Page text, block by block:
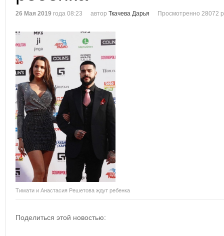
26 Мая 2019 года 08:23 автор Ткачева Дарья Просмотренно 28072
Тимати и Анастасия Решетова ждут ребенка
Поделиться этой новостью: